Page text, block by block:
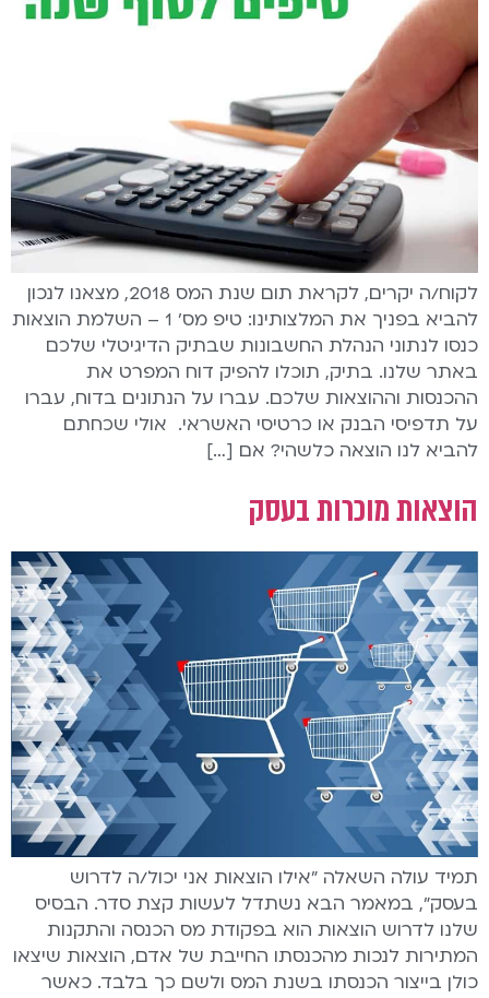
לקוח/ה יקרים, לקראת תום שנת המס 2018, מצאנו לנכון
להביא בפניך את המלצותינו: טיפ מס' 1 – השלמת הוצאות
כנסו לנתוני הנהלת החשבונות שבתיק הדיגיטלי שלכם
באתר שלנו. בתיק, תוכלו להפיק דוח המפרט את
ההכנסות וההוצאות שלכם. עברו על הנתונים בדוח, עברו
על תדפיסי הבנק או כרטיסי האשראי. אולי שכחתם
להביא לנו הוצאה כלשהי? אם […]
הוצאות מוכרות בעסק
תמיד עולה השאלה "אילו הוצאות אני יכול/ה לדרוש
בעסק", במאמר הבא נשתדל לעשות קצת סדר. הבסיס
שלנו לדרוש הוצאות הוא בפקודת מס הכנסה והתקנות
המתירות לנכות מהכנסתו החייבת של אדם, הוצאות שיצאו
כולן בייצור הכנסתו בשנת המס ולשם כך בלבד. כאשר